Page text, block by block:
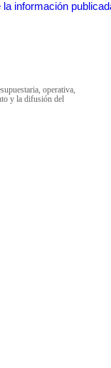
información
operativa,
y la difusión del